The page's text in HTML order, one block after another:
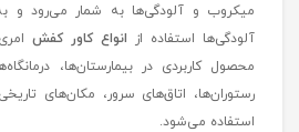
کاور کفش یکبار مصرف:
یکی از کالاهای مهم و پرمصرفی که در
از آن استفاده می‌شود کاور کفش است. کف
میکروب و آلودگی‌ها به شمار می‌رود و